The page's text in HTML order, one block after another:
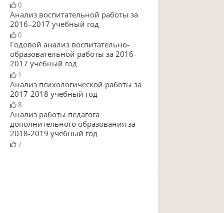
0
Анализ воспитательной работы за
2016–2017 учебный год
0
Годовой анализ воспитательно-
образовательной работы за 2016-
2017 учебный год
1
Анализ психологической работы за
2017-2018 учебный год
8
Анализ работы педагога
дополнительного образования за
2018-2019 учебный год
7